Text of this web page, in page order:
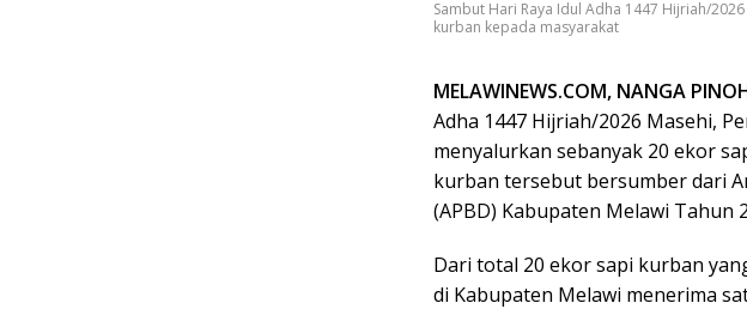
Sambut Hari Raya Idul Adha 1447 Hijriah/
kurban kepada masyarakat
MELAWINEWS.COM, NANGA
Adha 1447 Hijriah/2026 Masehi,
menyalurkan sebanyak 20 ekor
kurban tersebut bersumber dari
(APBD) Kabupaten Melawi Tahun
Dari total 20 ekor sapi kurban
di Kabupaten Melawi menerima